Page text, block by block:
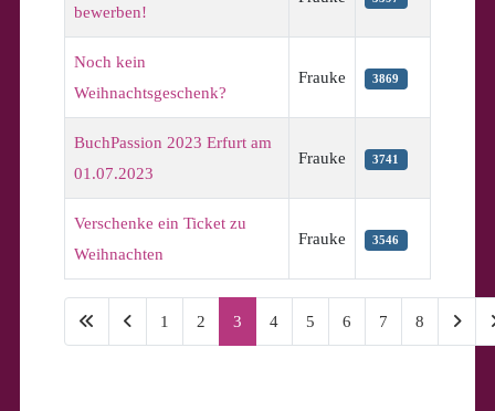
bewerben!
Noch kein
Weihnachtsgeschenk?
Frauke 3869
BuchPassion 2023 Erfurt am
01.07.2023
Frauke 3741
Verschenke ein Ticket zu
Weihnachten
Frauke 3546
Seite 3 von 8
1 2 3 4 5 6 7 8